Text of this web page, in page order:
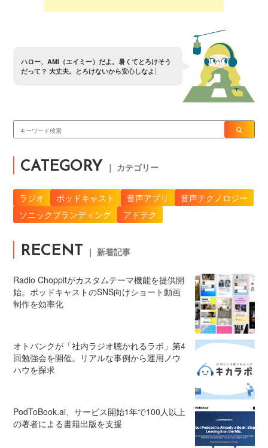
ハロー、 AMI（エイ ミ ー） だよ 。 暑く て と ろけそう
だって ？ 大丈夫。 と ろけないから安心しなよ
CATEGORY ｜ カテゴリー
ラジオ ポッドキャスト 音声アプリ
音声テクノロジー
ソニックブランディング
アドテク
RECENT ｜ 新着記事
Radio Choppitがカスタムテーマ機能を提供開
始。ポッドキャストのSNS向けショート動画
制作を効率化
オトバンクが「社内ラジオ聴かれるラボ」第4
回勉強会を開催。リアルな事例から運用ノウ
ハウを探求
PodToBook.ai、サービス開始1年で100人以上
の著者による書籍出版を支援